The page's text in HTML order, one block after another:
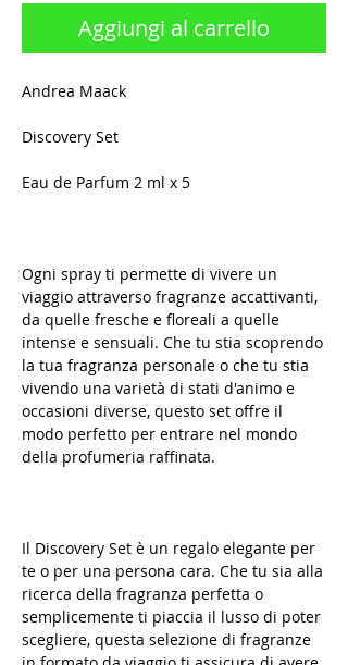
Aggiungi al carrello
Andrea Maack
Discovery Set
Eau de Parfum 2 ml x 5
Ogni spray ti permette di vivere un
viaggio attraverso fragranze accattivanti,
da quelle fresche e floreali a quelle
intense e sensuali. Che tu stia scoprendo
la tua fragranza personale o che tu stia
vivendo una varietà di stati d'animo e
occasioni diverse, questo set offre il
modo perfetto per entrare nel mondo
della profumeria raffinata.
Il Discovery Set è un regalo elegante per
te o per una persona cara. Che tu sia alla
ricerca della fragranza perfetta o
semplicemente ti piaccia il lusso di poter
scegliere, questa selezione di fragranze